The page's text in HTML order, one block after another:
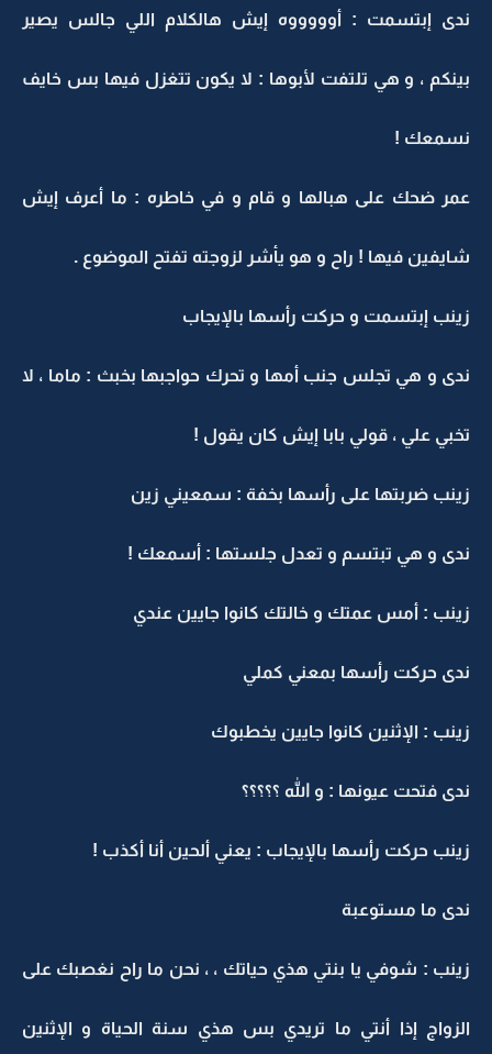
ندى إبتسمت : أوووووه إيش هالكلام اللي جالس يصير
بينكم ، و هي تلتفت لأبوها : لا يكون تتغزل فيها بس خايف
نسمعك !
عمر ضحك على هبالها و قام و في خاطره : ما أعرف إيش
شايفين فيها ! راح و هو يأشر لزوجته تفتح الموضوع .
زينب إبتسمت و حركت رأسها بالإيجاب
ندى و هي تجلس جنب أمها و تحرك حواجبها بخبث : ماما ، لا
تخبي علي ، قولي بابا إيش كان يقول !
زينب ضربتها على رأسها بخفة : سمعيني زين
ندى و هي تبتسم و تعدل جلستها : أسمعك !
زينب : أمس عمتك و خالتك كانوا جايين عندي
ندى حركت رأسها بمعني كملي
زينب : الإثنين كانوا جايين يخطبوك
ندى فتحت عيونها : و الله ؟؟؟؟؟
زينب حركت رأسها بالإيجاب : يعني ألحين أنا أكذب !
ندى ما مستوعبة
زينب : شوفي يا بنتي هذي حياتك ، ، نحن ما راح نغصبك على
الزواج إذا أنتي ما تريدي بس هذي سنة الحياة و الإثنين